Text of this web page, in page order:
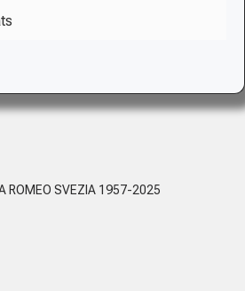
ROMEO SVEZIA 1957-2025